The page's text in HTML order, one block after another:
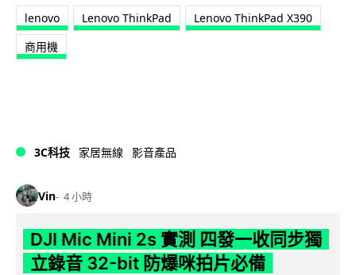
lenovo Lenovo ThinkPad
Lenovo ThinkPad X390
商用機
3C科技 家居無線 影音產品
Vin 4 小時
DJI Mic Mini 2s 實測 四發一收同步獨
立錄音 32-bit 防爆咪拍片必備